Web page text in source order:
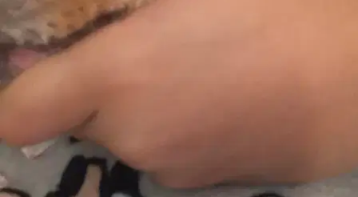
Nuovo
Palermo, 90133